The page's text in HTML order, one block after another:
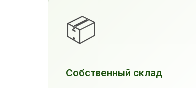
📦
Собственный склад